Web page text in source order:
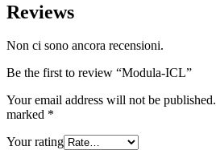
Reviews
Non ci sono ancora recensioni.
Be the first to review “Modula-ICL”
Your email address will not be published.
marked *
Your rating